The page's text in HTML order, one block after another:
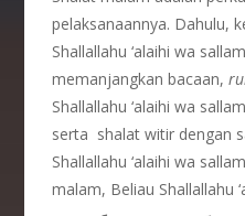
pelaksanaannya. Dahulu,
Shallallahu ‘alaihi wa
memanjangkan bacaan,
Shallallahu ‘alaihi wa
serta shalat witir dengan
Shallallahu ‘alaihi wa
malam, Beliau Shallallahu